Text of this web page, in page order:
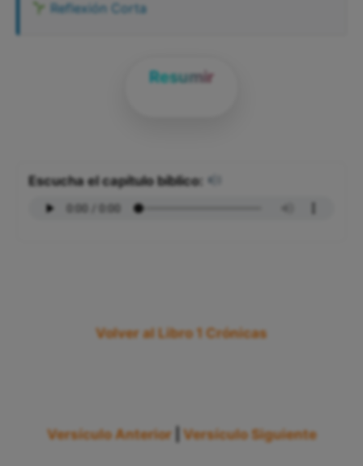
Reflexión Corta
Resumir
Escucha el capítulo bíblico:
Volver al Libro 1 Crónicas
Versículo Anterior Versículo Siguiente